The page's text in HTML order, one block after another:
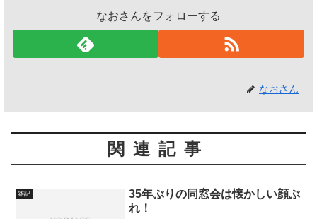
なおさんをフォローする
なおさん
関連記事
雑記
35年ぶりの同窓会は懐かしい顔ぶ
れ！